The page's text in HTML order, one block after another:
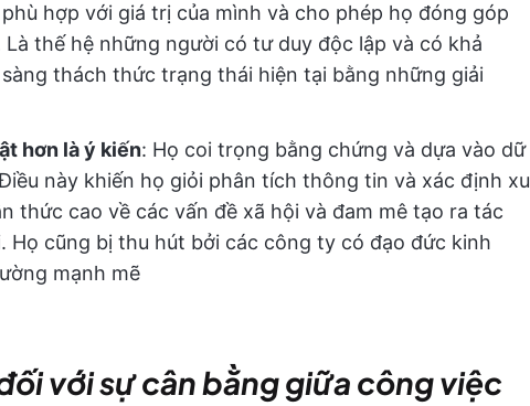
hợp với giá trị của mình và cho phép họ đóng góp
thế hệ những người có tư duy độc lập và có khả
thách thức trạng thái hiện tại bằng những giải
hơn là ý kiến: Họ coi trọng bằng chứng và dựa vào dữ
này khiến họ giỏi phân tích thông tin và xác định xu
thức cao về các vấn đề xã hội và đam mê tạo ra tác
Họ cũng bị thu hút bởi các công ty có đạo đức kinh
mạnh mẽ
với sự cân bằng giữa công việc